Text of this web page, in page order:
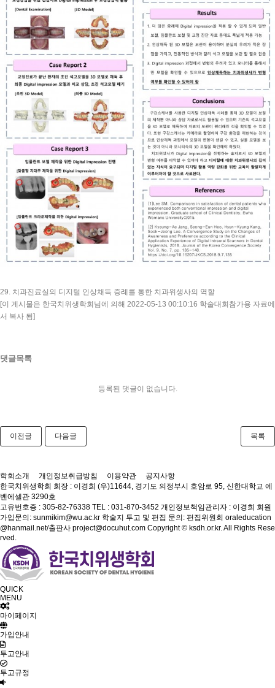
29. 치과진료실의 디지털 인상채득 증례를 통한 치과위생사의 역할
[이 게시물은 한국치위생학회님에 의해 2022-05-13 00:10:16 학술대회참가용 자료에
서 복사 됨]
댓글목록
등록된 댓글이 없습니다.
이전글 다음글 목록
학회소개 개인정보취급방침 이용약관
공지사항
한국치위생학회 회장 : 이경희 (우)11644, 경기도 의정부시 호암로 95, 신한대학교 에
벤에셀관 3290호
고유번호증 : 305-82-76338 TEL : 031-870-3452 개인정보책임관리자 : 이경희 회원
가입문의: sunmikim@wu.ac.kr 학술지 투고 및 편집 문의: 편집위원회 oraleducation
@hanmail.net/출판사 project@docuhut.com Copyright © ksdh.or.kr. All Rights Rese
rved.
QUICK
MENU
마이페이지
가입안내
투고안내
투고규정